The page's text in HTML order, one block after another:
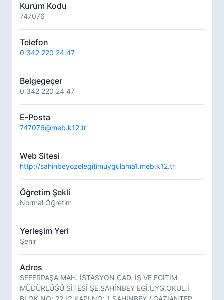
Kurum Kodu
747076
Telefon
0 342 220 24 47
Belgegeçer
0 342 220 24 47
E-Posta
747076@meb.k12.tr
Web Sitesi
http://sahinbeyozelegitimuygulama1.meb.k12.tr
Öğretim Şekli
Normal Öğretim
Yerleşim Yeri
Şehir
Adres
SEFERPAŞA MAH. İSTASYON CAD. İŞ VE EGİTİM
MÜDÜRLÜĞÜ SİTESİ ŞE.ŞAHİNBEY EGİ.UYG.OKUL.İ